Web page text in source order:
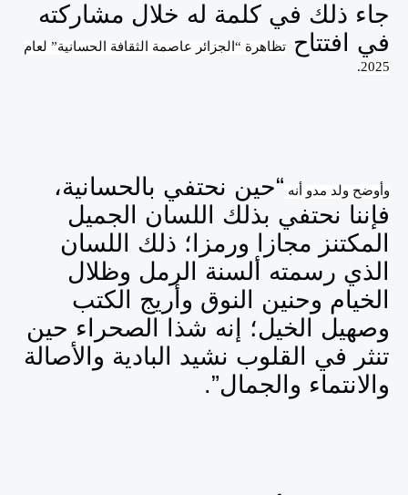
جاء ذلك في كلمة له خلال مشاركته
في افتتاح تظاهرة “الجزائر عاصمة الثقافة الحسانية” لعام
2025
.
وأوضح ولد مدو أنه “حين نحتفي بالحسانية،
فإننا نحتفي بذلك اللسان الجميل
المكتنز مجازا ورمزا؛ ذلك اللسان
الذي رسمته ألسنة الرمل وظلال
الخيام وحنين النوق وأريج الكتب
وصهيل الخيل؛ إنه شذا الصحراء حين
تنثر في القلوب نشيد البادية والأصالة
والانتماء والجمال”.